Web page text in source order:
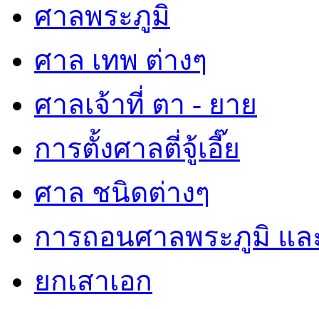
ศาลพระภูมิ
ศาล เทพ ต่างๆ
ศาลเจ้าที่ ตา - ยาย
การตั้งศาลตี่จู้เอี๊ย
ศาล ชนิดต่างๆ
การถอนศาลพระภูมิ แล
ยกเสาเอก